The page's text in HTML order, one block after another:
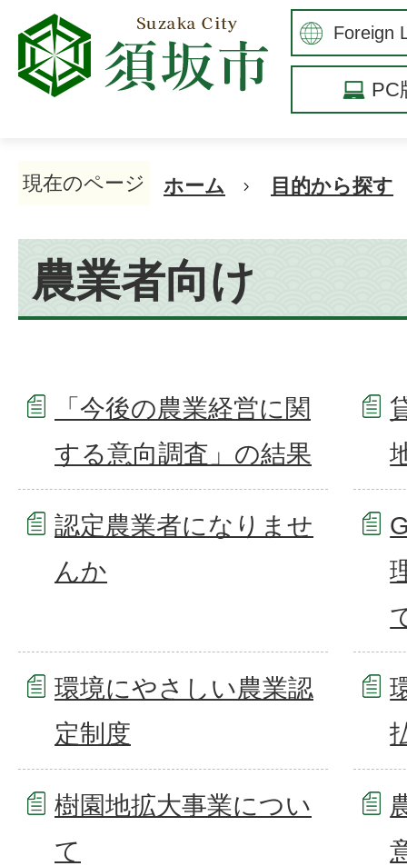
PC
現在のページ ホーム 目的から探す
農業者向け
「今後の農業経営に関
する意向調査」の結果
認定農業者になりませ
んか
環境にやさしい農業認
定制度
樹園地拡大事業につい
て